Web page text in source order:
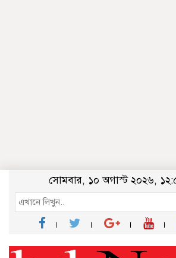
সোমবার, ১০ অগাস্ট ২০২৬,